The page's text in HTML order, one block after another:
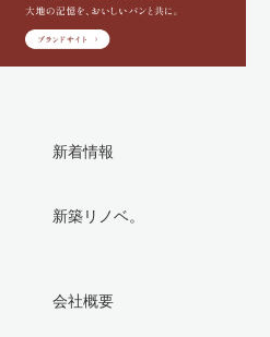
新着情報
新築リノベ。
会社概要